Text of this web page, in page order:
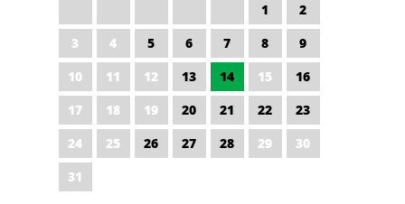
1
2
3
4 5 6 7 8
9
10
11 12 13 14 15
16
17
18 19 20 21 22
23
24
25 26 27 28 29
30
31